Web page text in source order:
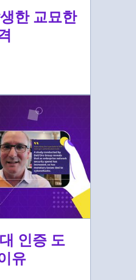
한 교묘한
인증 도
유